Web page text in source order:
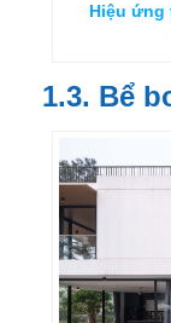
Hiệu ứng
1.3. Bể